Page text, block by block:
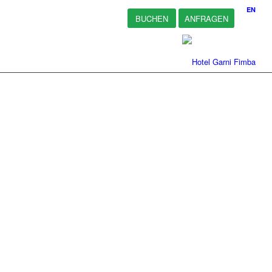
EN
BUCHEN ANFRAGEN